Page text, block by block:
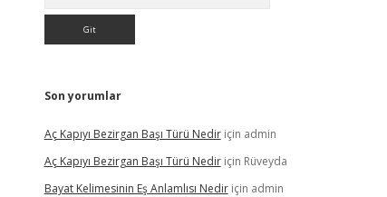
Son yorumlar
Aç Kapıyı Bezirgan Başı Türü Nediriçin admin
Aç Kapıyı Bezirgan Başı Türü Nediriçin Rüveyda
Bayat Kelimesinin Eş Anlamlısı Nediriçin admin